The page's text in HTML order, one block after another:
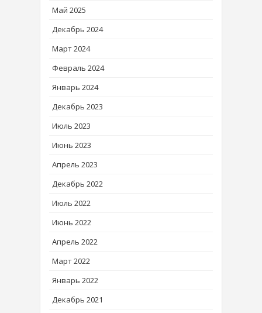
Май 2025
Декабрь 2024
Март 2024
Февраль 2024
Январь 2024
Декабрь 2023
Июль 2023
Июнь 2023
Апрель 2023
Декабрь 2022
Июль 2022
Июнь 2022
Апрель 2022
Март 2022
Январь 2022
Декабрь 2021